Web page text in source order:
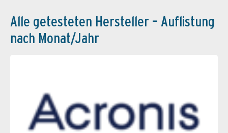
Alle getesteten Hersteller – Auflistung
nach Monat/Jahr